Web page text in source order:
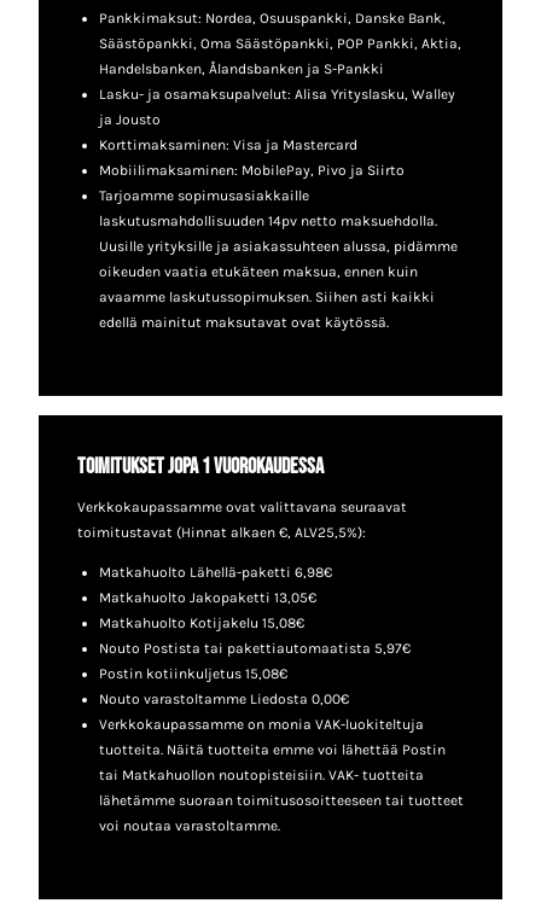
Pankkimaksut: Nordea, Osuuspankki, Danske Bank,
Säästöpankki, Oma Säästöpankki, POP Pankki, Aktia,
Handelsbanken, Ålandsbanken ja S-Pankki
Lasku- ja osamaksupalvelut: Alisa Yrityslasku, Walley
ja Jousto
Korttimaksaminen: Visa ja Mastercard
Mobiilimaksaminen: MobilePay, Pivo ja Siirto
Tarjoamme sopimusasiakkaille
laskutusmahdollisuuden 14pv netto maksuehdolla.
Uusille yrityksille ja asiakassuhteen alussa, pidämme
oikeuden vaatia etukäteen maksua, ennen kuin
avaamme laskutussopimuksen. Siihen asti kaikki
edellä mainitut maksutavat ovat käytössä.
Toimitukset jopa 1 vuorokaudessa
Verkkokaupassamme ovat valittavana seuraavat
toimitustavat (Hinnat alkaen €, ALV25,5%):
Matkahuolto Lähellä-paketti 6,98€
Matkahuolto Jakopaketti 13,05€
Matkahuolto Kotijakelu 15,08€
Nouto Postista tai pakettiautomaatista 5,97€
Postin kotiinkuljetus 15,08€
Nouto varastoltamme Liedosta 0,00€
Verkkokaupassamme on monia VAK-luokiteltuja
tuotteita. Näitä tuotteita emme voi lähettää Postin
tai Matkahuollon noutopisteisiin. VAK- tuotteita
lähetämme suoraan toimitusosoitteeseen tai tuotteet
voi noutaa varastoltamme.